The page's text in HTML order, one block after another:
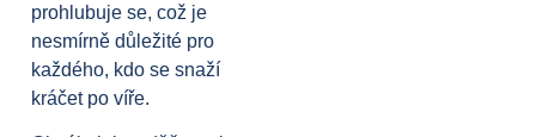
prohlubuje se, což je
nesmírně důležité pro
každého, kdo se snaží
kráčet po víře.